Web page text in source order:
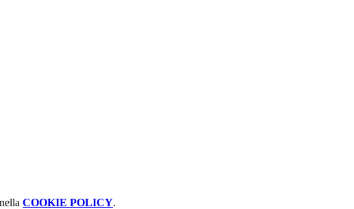
COOKIE POLICY.